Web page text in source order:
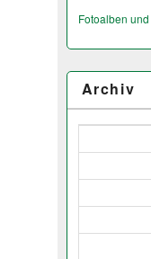
Fotoalben
Archiv